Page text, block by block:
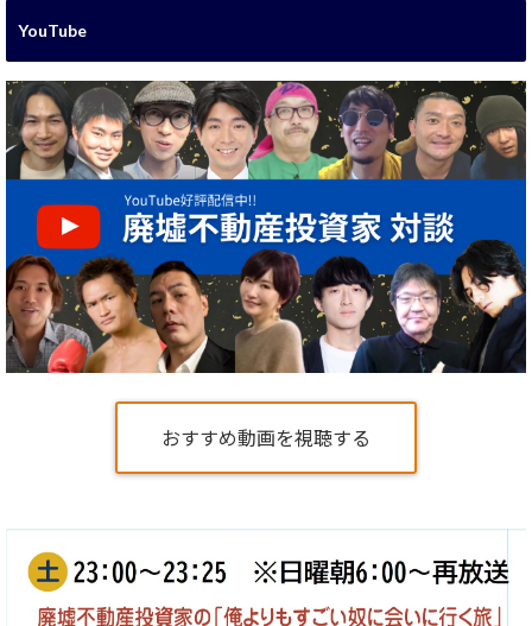
YouTube
おすすめ動画を視聴する